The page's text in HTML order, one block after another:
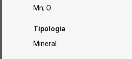
Mn; O
Tipologia
Mineral